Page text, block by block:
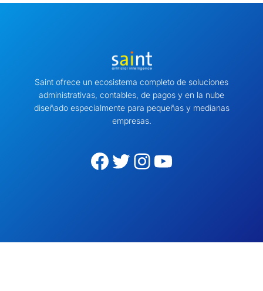
Saint ofrece un ecosistema completo de soluciones
administrativas, contables, de pagos y en la nube
diseñado especialmente para pequeñas y medianas
empresas.
Facebook Twitter Instagram YouTube